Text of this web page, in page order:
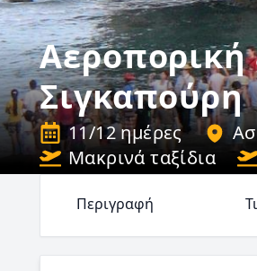
Σιγκαπούρη
11/12 ημέρες
Μακρινά ταξίδια
Περιγραφή